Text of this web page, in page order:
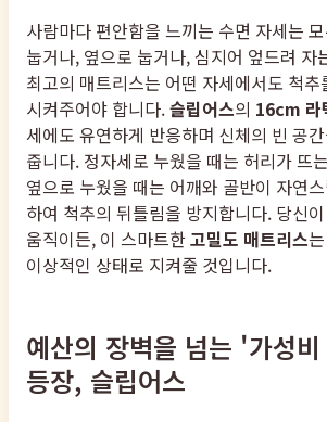
사람마다 편안함을 느끼는 수면 자세는
눕거나, 옆으로 눕거나, 심지어 엎드려 자
최고의 매트리스는 어떤 자세에서도 척추
시켜주어야 합니다.슬립어스의 16cm 라
세에도 유연하게 반응하며 신체의 빈 공
줍니다. 정자세로 누웠을 때는 허리가 뜨
옆으로 누웠을 때는 어깨와 골반이 자연
하여 척추의 뒤틀림을 방지합니다. 당신
움직이든, 이 스마트한고밀도 매트리스
이상적인 상태로 지켜줄 것입니다.
예산의 장벽을 넘는 '가성
등장, 슬립어스